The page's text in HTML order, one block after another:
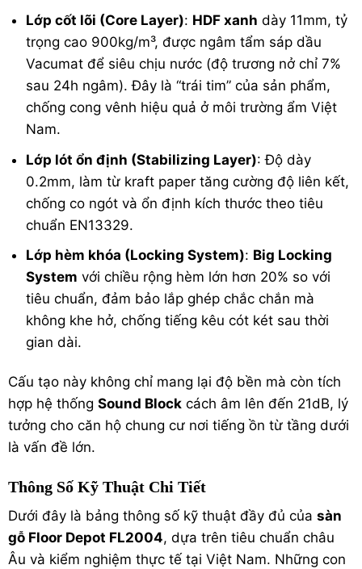
Lớp cốt lõi (Core Layer): HDF xanh dày 11mm, tỷ
trọng cao 900kg/m³, được ngâm tẩm sáp dầu
Vacumat để siêu chịu nước (độ trương nở chỉ 7%
sau 24h ngâm). Đây là “trái tim” của sản phẩm,
chống cong vênh hiệu quả ở môi trường ẩm Việt
Nam.
Lớp lót ổn định (Stabilizing Layer): Độ dày
0.2mm, làm từ kraft paper tăng cường độ liên kết,
chống co ngót và ổn định kích thước theo tiêu
chuẩn EN13329.
Lớp hèm khóa (Locking System): Big Locking
System với chiều rộng hèm lớn hơn 20% so với
tiêu chuẩn, đảm bảo lắp ghép chắc chắn mà
không khe hở, chống tiếng kêu cót két sau thời
gian dài.
Cấu tạo này không chỉ mang lại độ bền mà còn tích
hợp hệ thống Sound Block cách âm lên đến 21dB, lý
tưởng cho căn hộ chung cư nơi tiếng ồn từ tầng dưới
là vấn đề lớn.
Thông Số Kỹ Thuật Chi Tiết
Dưới đây là bảng thông số kỹ thuật đầy đủ của sàn
gỗ Floor Depot FL2004, dựa trên tiêu chuẩn châu
Âu và kiểm nghiệm thực tế tại Việt Nam. Những con